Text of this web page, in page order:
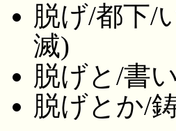
脱げ/都下/
滅)
脱げと/書
脱げとか/